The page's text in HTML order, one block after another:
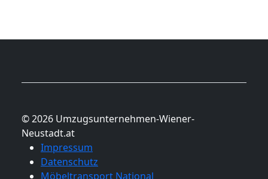
© 2026 Umzugsunternehmen-Wiener-
Neustadt.at
Impressum
Datenschutz
Möbeltransport National